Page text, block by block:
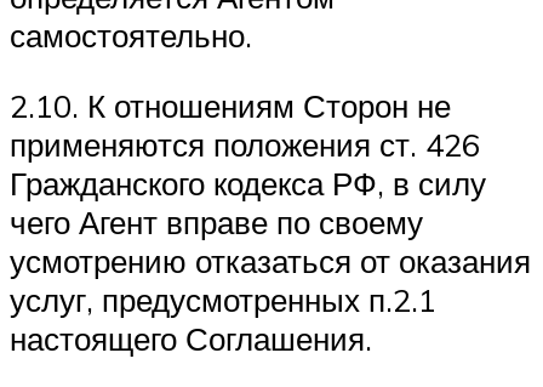
самостоятельно.
2.10. К отношениям Сторон не
применяются положения ст. 426
Гражданского кодекса РФ, в силу
чего Агент вправе по своему
усмотрению отказаться от оказания
услуг, предусмотренных п.2.1
настоящего Соглашения.